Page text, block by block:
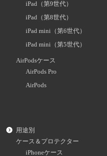
iPad（第9世代）
iPad（第8世代）
iPad mini（第6世代）
iPad mini（第5世代）
AirPodsケース
AirPods Pro
AirPods
用途別
ケース＆プロテクター
iPhoneケース